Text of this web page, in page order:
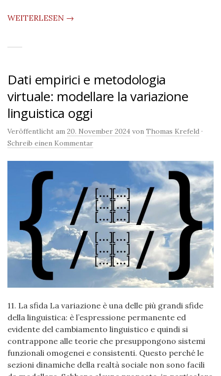
WEITERLESEN →
Dati empirici e metodologia
virtuale: modellare la variazione
linguistica oggi
Veröffentlicht am 20. November 2024 von Thomas Krefeld ·
Schreib einen Kommentar
11. La sfida La variazione è una delle più grandi sfide
della linguistica: è l’espressione permanente ed
evidente del cambiamento linguistico e quindi si
contrappone alle teorie che presuppongono sistemi
funzionali omogenei e consistenti. Questo perché le
sezioni dinamiche della realtà sociale non sono facili